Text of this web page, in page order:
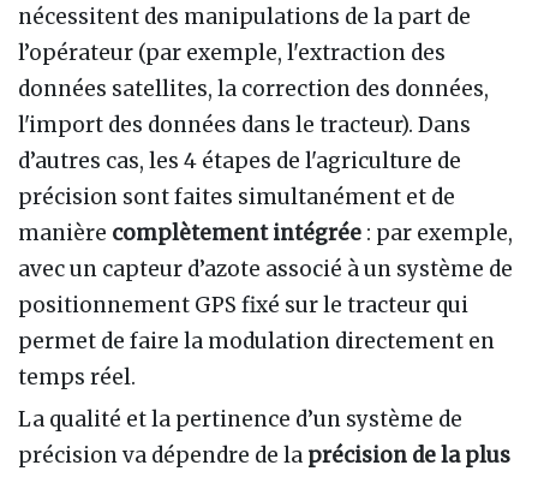
nécessitent des manipulations de la part de
l’opérateur (par exemple, l'extraction des
données satellites, la correction des données,
l'import des données dans le tracteur). Dans
d’autres cas, les 4 étapes de l'agriculture de
précision sont faites simultanément et de
manière complètement intégrée : par exemple,
avec un capteur d’azote associé à un système de
positionnement GPS fixé sur le tracteur qui
permet de faire la modulation directement en
temps réel.
La qualité et la pertinence d’un système de
précision va dépendre de la précision de la plus